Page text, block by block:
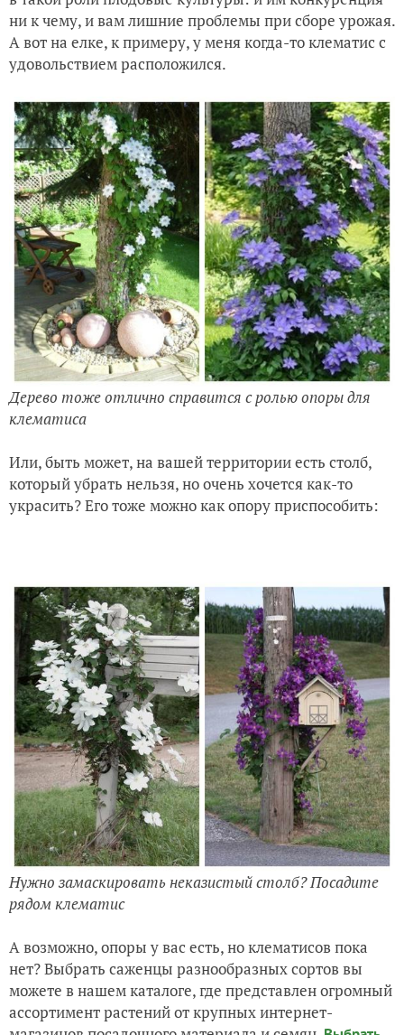
ни к чему, и вам лишние проблемы при сборе урожая.
А вот на елке, к примеру, у меня когда-то клематис с
удовольствием расположился.
Дерево тоже отлично справится с ролью опоры для
клематиса
Или, быть может, на вашей территории есть столб,
который убрать нельзя, но очень хочется как-то
украсить? Его тоже можно как опору приспособить:
Нужно замаскировать неказистый столб? Посадите
рядом клематис
А возможно, опоры у вас есть, но клематисов пока
нет? Выбрать саженцы разнообразных сортов вы
можете в нашем каталоге, где представлен огромный
ассортимент растений от крупных интернет-